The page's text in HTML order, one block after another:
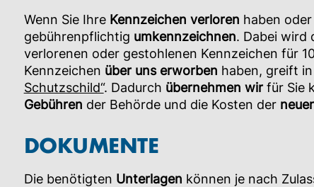
Wenn Sie Ihre Kennzeichen verloren haben
gebührenpflichtig umkennzeichnen. Dabei wird
verlorenen oder gestohlenen Kennzeichen für
Kennzeichen über uns erworben haben, greift
Schutzschild“. Dadurch übernehmen wirfür Sie
Gebühren der Behörde und die Kosten der
DOKUMENTE
Die benötigten Unterlagen können je nach